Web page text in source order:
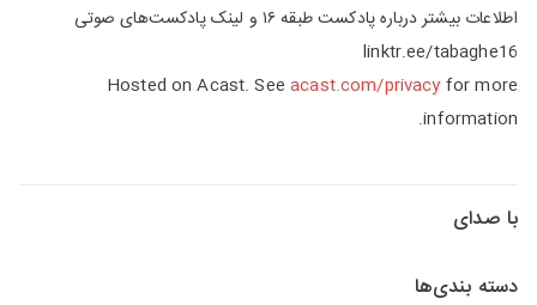
اطلاعات بیشتر درباره پادکست طبقه ۱۶ و لینک پادکست‌‌های صوتی
linktr.ee/tabaghe16
Hosted on Acast. Seeacast.com/privacy for more
information.
با صدای
دسته بندی‌ها